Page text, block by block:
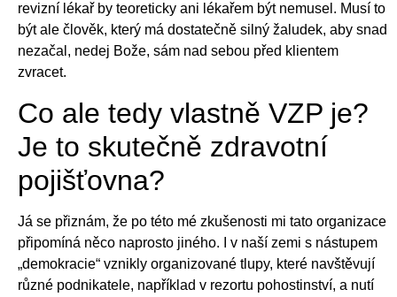
revizní lékař by teoreticky ani lékařem být nemusel. Musí to
být ale člověk, který má dostatečně silný žaludek, aby snad
nezačal, nedej Bože, sám nad sebou před klientem
zvracet.
Co ale tedy vlastně VZP je?
Je to skutečně zdravotní
pojišťovna?
Já se přiznám, že po této mé zkušenosti mi tato organizace
připomíná něco naprosto jiného. I v naší zemi s nástupem
„demokracie“ vznikly organizované tlupy, které navštěvují
různé podnikatele, například v rezortu pohostinství, a nutí